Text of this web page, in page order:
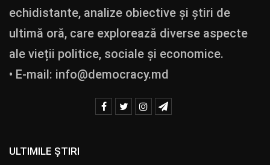
echidistante, analize obiective și știri de
ultimă oră, care explorează diverse aspecte
ale vieții politice, sociale și economice.
• E-mail: info@democracy.md
ULTIMILE ȘTIRI